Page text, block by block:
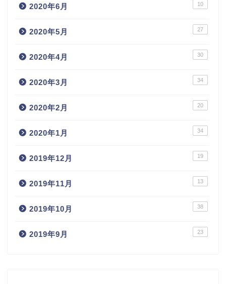
2020年6月 10
2020年5月 27
2020年4月 30
2020年3月 34
2020年2月 20
2020年1月 34
2019年12月 19
2019年11月 13
2019年10月 38
2019年9月 23